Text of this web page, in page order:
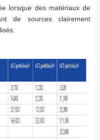
lorsque des matériaux de
de sources clairement